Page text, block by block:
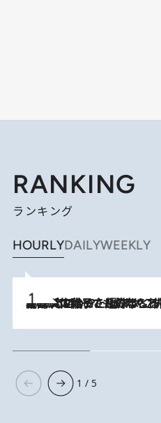
RANKING
ランキング
HOURLYDAILYWEEKLY
2026.8.5
【阿川佐和子さんの年とる力】なぜ70代で始めた趣味は“こんなに楽しい”のか？ ピアノ、俳句…スランプに陥っても続けられる“ある秘訣”とは
1 / 5